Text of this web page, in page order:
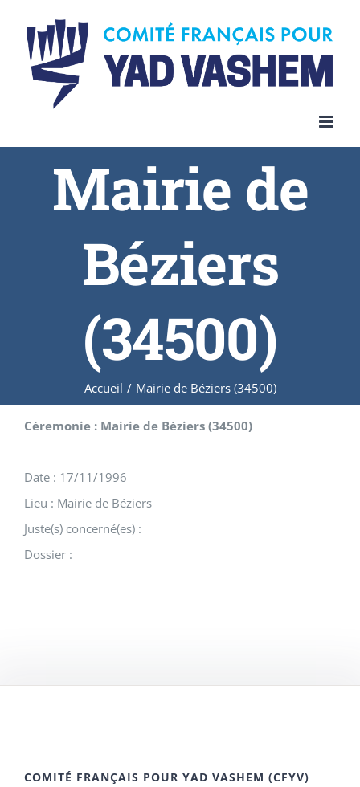
content
Mairie de
Béziers
(34500)
Accueil / Mairie de Béziers (34500)
Céremonie : Mairie de Béziers (34500)
Date : 17/11/1996
Lieu : Mairie de Béziers
Juste(s) concerné(es) :
Dossier :
COMITÉ FRANÇAIS POUR YAD VASHEM (CFYV)